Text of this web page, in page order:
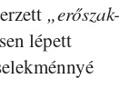
„erőszak-
lépett